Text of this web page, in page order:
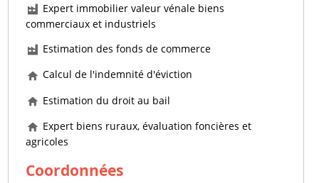
Expert immobilier valeur vénale biens
commerciaux et industriels
Estimation des fonds de commerce
Calcul de l'indemnité d'éviction
Estimation du droit au bail
Expert biens ruraux, évaluation foncières et
agricoles
Coordonnées